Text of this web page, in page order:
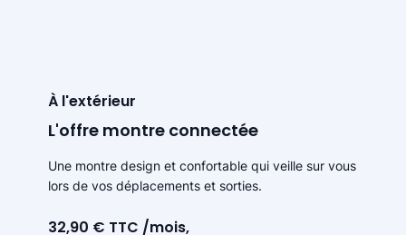
À l'extérieur
L'offre montre connectée
Une montre design et confortable qui veille sur vous
lors de vos déplacements et sorties.
32,90 € TTC /mois,